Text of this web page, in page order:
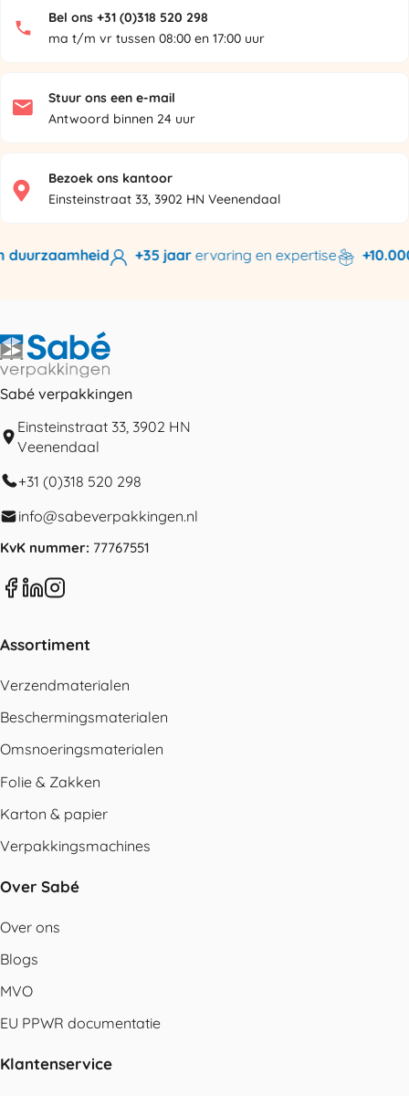
Bel ons +31 (0)318 520 298
ma t/m vr tussen 08:00 en 17:00 uur
Stuur ons een e-mail
Antwoord binnen 24 uur
Bezoek ons kantoor
Einsteinstraat 33, 3902 HN Veenendaal
+35 jaarervaring en expertise
Sabé verpakkingen
Einsteinstraat 33, 3902 HN
Veenendaal
+31 (0)318 520 298
info@sabeverpakkingen.nl
KvK nummer: 77767551
Assortiment
Verzendmaterialen
Beschermingsmaterialen
Omsnoeringsmaterialen
Folie & Zakken
Karton & papier
Verpakkingsmachines
Over Sabé
Over ons
Blogs
MVO
EU PPWR documentatie
Klantenservice